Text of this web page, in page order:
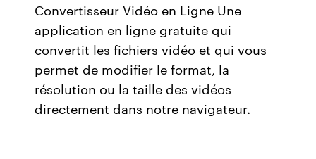
Convertisseur Vidéo en Ligne Une
application en ligne gratuite qui
convertit les fichiers vidéo et qui vous
permet de modifier le format, la
résolution ou la taille des vidéos
directement dans notre navigateur.